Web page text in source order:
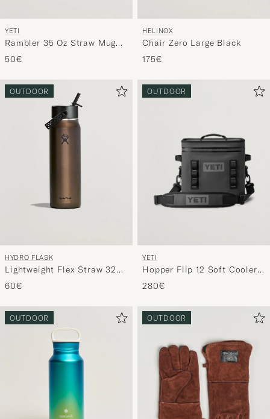
YETI
Rambler 35 Oz Straw Mug
White
50€
HELINOX
Chair Zero Large Black
175€
OUTDOOR
HYDRO FLASK
Lightweight Flex Straw 32oz
Bottle Obsidian
60€
OUTDOOR
YETI
Hopper Flip 12 Soft Cooler
Charcoal
280€
OUTDOOR OUTDOOR